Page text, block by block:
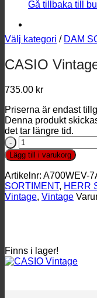
Gå tillbaka till
Välj kategori / DAM
CASIO
735.00 kr
Priserna är endast
Denna produkt
det tar längre tid.
CASIO
Vintage
mängd
Lägg till i varukorg
Artikelnr: A700WEV-
SORTIMENT, HERR
Vintage, Vintage
Finns i lager!